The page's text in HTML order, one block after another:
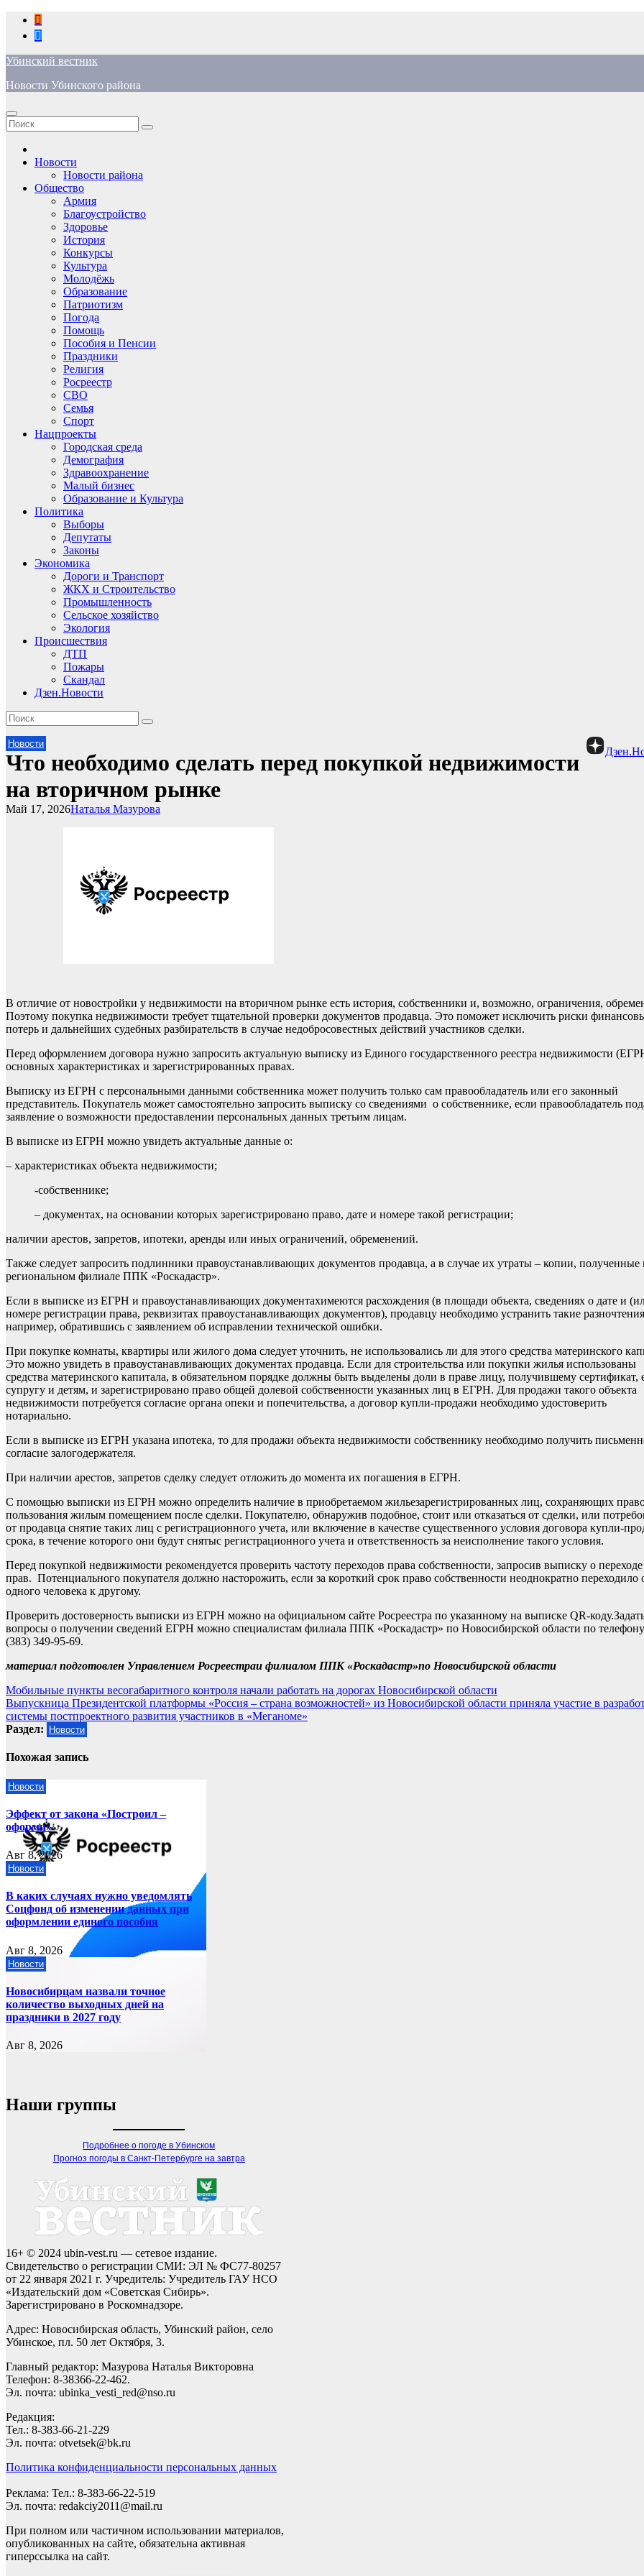
Перейти
содержимому
Убинский вестник
Новости Убинского района
Новости
Новости района
Общество
Армия
Благоустройство
Здоровье
История
Конкурсы
Культура
Молодёжь
Образование
Патриотизм
Погода
Помощь
Пособия и Пенсии
Праздники
Религия
Росреестр
СВО
Семья
Спорт
Нацпроекты
Городская среда
Демография
Здравоохранение
Малый бизнес
Образование и Культура
Политика
Выборы
Депутаты
Законы
Экономика
Дороги и Транспорт
ЖКХ и Строительство
Промышленность
Сельское хозяйство
Экология
Происшествия
ДТП
Пожары
Скандал
Дзен.Новости
Новости
Что необходимо сделать перед покупкой недвижимости
на вторичном рынке
Наталья Мазурова
Май 17, 2026
В отличие от новостройки у недвижимости на вторичном рынке есть история, собственники и, возможно, ограничения,
Поэтому покупка недвижимости требует тщательной проверки документов продавца. Это поможет исключить риски
потерь и дальнейших судебных разбирательств в случае недобросовестных действий участников сделки.
Перед оформлением договора нужно запросить актуальную выписку из Единого государственного реестра недвижимости
основных характеристиках и зарегистрированных правах.
Выписку из ЕГРН с персональными данными собственника может получить только сам правообладатель или его законный
представитель. Покупатель может самостоятельно запросить выписку со сведениями о собственнике, если правообладатель
заявление о возможности предоставлении персональных данных третьим лицам.
В выписке из ЕГРН можно увидеть актуальные данные о:
– характеристиках объекта недвижимости;
-собственнике;
– документах, на основании которых зарегистрировано право, дате и номере такой регистрации;
наличии арестов, запретов, ипотеки, аренды или иных ограничений, обременений.
Также следует запросить подлинники правоустанавливающих документов продавца, а в случае их утраты – копии, полученные
региональном филиале ППК «Роскадастр».
Если в выписке из ЕГРН и правоустанавливающих документахимеются расхождения (в площади объекта, сведениях о дате и
номере регистрации права, реквизитах правоустанавливающих документов), продавцу необходимо устранить такие
например, обратившись с заявлением об исправлении технической ошибки.
При покупке комнаты, квартиры или жилого дома следует уточнить, не использовались ли для этого средства материнского
Это можно увидеть в правоустанавливающих документах продавца. Если для строительства или покупки жилья использованы
средства материнского капитала, в обязательном порядке должны быть выделены доли в праве лицу, получившему сертификат,
супругу и детям, и зарегистрировано право общей долевой собственности указанных лиц в ЕГРН. Для продажи такого объекта
недвижимости потребуется согласие органа опеки и попечительства, а договор купли-продажи необходимо удостоверить
нотариально.
Если в выписке из ЕГРН указана ипотека, то для продажи объекта недвижимости собственнику необходимо получить
согласие залогодержателя.
При наличии арестов, запретов сделку следует отложить до момента их погашения в ЕГРН.
С помощью выписки из ЕГРН можно определить наличие в приобретаемом жильезарегистрированных лиц, сохраняющих
пользования жилым помещением после сделки. Покупателю, обнаружив подобное, стоит или отказаться от сделки, или
от продавца снятие таких лиц с регистрационного учета, или включение в качестве существенного условия договора купли-
срока, в течение которого они будут снятыс регистрационного учета и ответственность за неисполнение такого условия.
Перед покупкой недвижимости рекомендуется проверить частоту переходов права собственности, запросив выписку о переходе
прав. Потенциального покупателя должно насторожить, если за короткий срок право собственности неоднократно переходило
одного человека к другому.
Проверить достоверность выписки из ЕГРН можно на официальном сайте Росреестра по указанному на выписке QR-
вопросы о получении сведений ЕГРН можно специалистам филиала ППК «Роскадастр» по Новосибирской области по
(383) 349-95-69.
материал подготовлен Управлением Росреестраи филиалом ППК «Роскадастр»по Новосибирской области
Навигация
по
записям
Мобильные пункты весогабаритного контроля начали работать на дорогах Новосибирской области
Выпускница Президентской платформы «Россия – страна возможностей» из Новосибирской области приняла участие в
системы постпроектного развития участников в «Меганоме»
Раздел:
Новости
Похожая запись
Новости
Эффект от закона «Построил –
оформи»
Авг 8, 2026
Новости
В каких случаях нужно уведомлять
Соцфонд об изменении данных при
оформлении единого пособия
Авг 8, 2026
Новости
Новосибирцам назвали точное
количество выходных дней на
праздники в 2027 году
Авг 8, 2026
Наши группы
Подробнее о погоде в Убинском
Прогноз погоды в Санкт-Петербурге на завтра
16+ © 2024 ubin-vest.ru — сетевое издание.
Свидетельство о регистрации СМИ: ЭЛ № ФС77-80257
от 22 января 2021 г. Учредитель: Учредитель ГАУ НСО
«Издательский дом «Советская Сибирь».
Зарегистрировано в Роскомнадзоре.
Адрес: Новосибирская область, Убинский район, село
Убинское, пл. 50 лет Октября, 3.
Главный редактор: Мазурова Наталья Викторовна
Телефон: 8-38366-22-462.
Эл. почта: ubinka_vesti_red@nso.ru
Редакция:
Тел.: 8-383-66-21-229
Эл. почта: otvetsek@bk.ru
Политика конфиденциальности персональных данных
Реклама: Тел.: 8-383-66-22-519
Эл. почта: redakciy2011@mail.ru
При полном или частичном использовании материалов,
опубликованных на сайте, обязательна активная
гиперссылка на сайт.